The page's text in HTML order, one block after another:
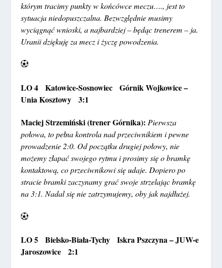
którym tracimy punkty w końcówce meczu…., jest to
sytuacja niedopuszczalna. Bezwzględnie musimy
wyciągnąć wnioski, a najbardziej – będąc trenerem – ja.
Uranii dziękuję za mecz i życzę powodzenia.
LO 4 Katowice-Sosnowiec Górnik Wojkowice –
Unia Kosztowy 3:1
Maciej Strzemiński (trener Górnika):Pierwsza
połowa, to pełna kontrola nad przeciwnikiem i pewne
prowadzenie 2:0. Od początku drugiej połowy, nie
możemy złapać swojego rytmu i prosimy się o bramkę
kontaktową, co przeciwnikowi się udaje. Dopiero po
stracie bramki zaczynamy grać swoje strzelając bramkę
na 3:1. Nadal się nie zatrzymujemy, oby jak najdłużej.
LO 5 Bielsko-Biała-Tychy Iskra Pszczyna – JUW-e
Jaroszowice 2:1